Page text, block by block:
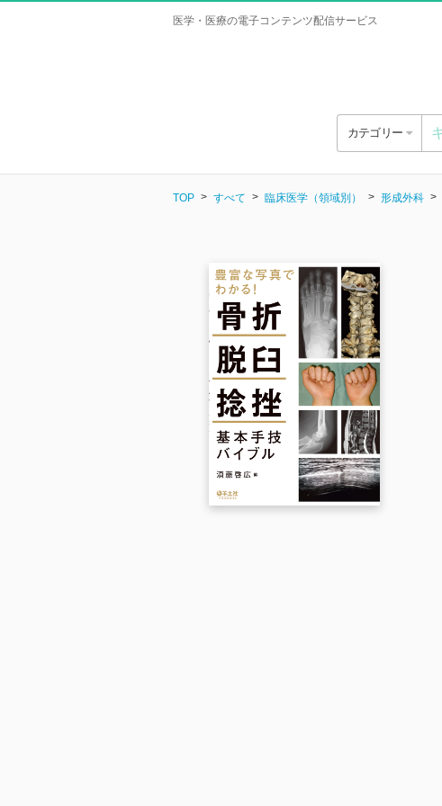
医学・医療の電子コンテンツ配信サービス
カテゴリー
TOP すべて 臨床医学（領域別） 形成外科